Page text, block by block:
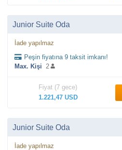
Junior Suite Oda
İade yapılmaz
Peşin fiyatına 9 taksit imkanı!
Max. Kişi 2
Fiyat (7 gece)
1.221,47 USD
Junior Suite Oda
İade yapılmaz